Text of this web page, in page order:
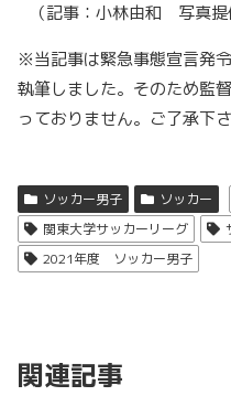
（記事：小林由和 写真提
※当記事は緊急事態宣言発
執筆しました。そのため監
っておりません。ご了承下さ
ソッカー男子 ソッカー
関東大学サッカーリーグ
2021年度 ソッカー男子
関連記事